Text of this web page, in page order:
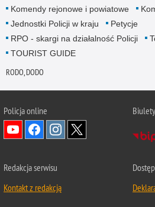
Komendy rejonowe i powiatowe
Jednostki Policji w kraju
Petycje
RPO - skargi na działalność Policji
TOURIST GUIDE
RODO, DODO
Policja online
Redakcja serwisu
Kontakt z redakcją